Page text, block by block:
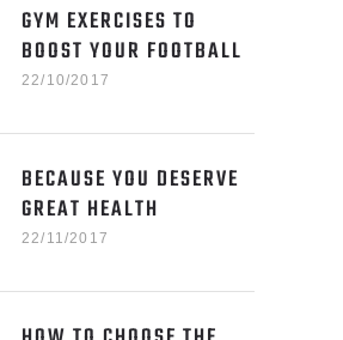
GYM EXERCISES TO
BOOST YOUR FOOTBALL
22/10/2017
BECAUSE YOU DESERVE
GREAT HEALTH
22/11/2017